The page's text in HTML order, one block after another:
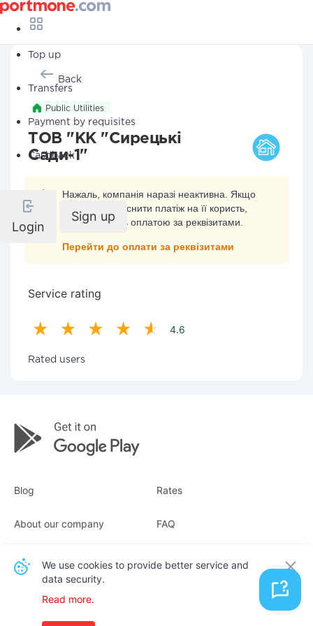
Top up
Transfers
Payment by requisites
Cashback
Login
Sign up
Back
Public Utilities
ТОВ "КК "Сирецькі
Сади-1"
Нажаль, компанія наразі неактивна. Якщо
ви хочете здійснити платіж на її користь,
скористайтесь оплатою за реквізитами.
Перейти до оплати за реквізитами
Service rating
4.6
Rated users
Blog Rates
About our company
Receipts
FAQ
We use cookies to provide better service and
data security.
Read more.